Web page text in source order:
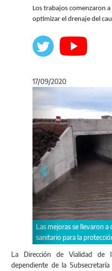
Los trabajos comenzaron
optimizar el drenaje del
17/09/2020
Las mejoras se llevaron a
sanitario para la protección
Anterior
La Dirección de Vialidad de
dependiente de la